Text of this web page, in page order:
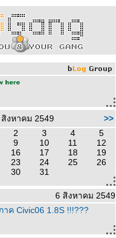
สิงหาคม 2549
>>
2 3 4
5
9 10 11
12
16 17 18
19
23 24 25
26
30 31
6 สิงหาคม 2549
ค Civic06 1.8S !!!???